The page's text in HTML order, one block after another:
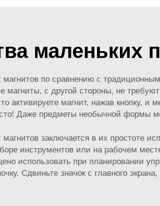
маленьких
по сравнению с
с другой стороны, не
активируете магнит, нажав кнопку,
Даже предметы необычной формы
заключается в их простоте
инструментов или на рабочем
использовать при планировании
Сдвиньте значок с главного